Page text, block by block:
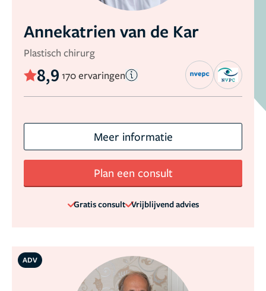
Annekatrien van de Kar
Plastisch chirurg
8,9 170 ervaringen
Meer informatie
Plan een consult
Gratis consult Vrijblijvend advies
ADV